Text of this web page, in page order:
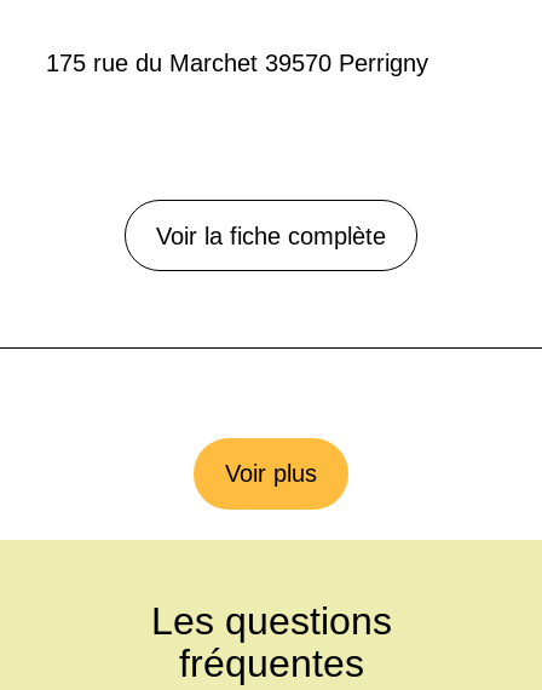
175 rue du Marchet 39570 Perrigny
Voir la fiche complète
Voir plus
Les questions
fréquentes